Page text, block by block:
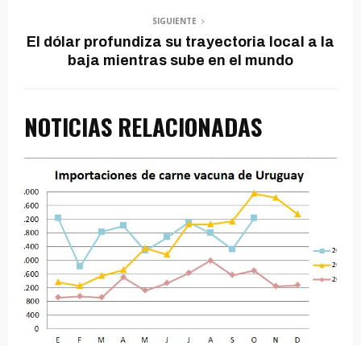
SIGUIENTE
El dólar profundiza su trayectoria local a la
baja mientras sube en el mundo
NOTICIAS RELACIONADAS